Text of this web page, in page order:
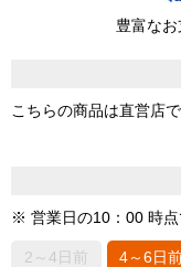
豊富な
こちらの商品は直営店
※ 営業日の10：00 時
2～4日前
4～6日